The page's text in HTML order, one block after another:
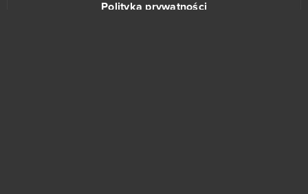
Polityka prywatności